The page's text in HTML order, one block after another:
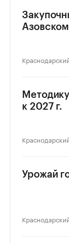
к 2027 г.
Урожай